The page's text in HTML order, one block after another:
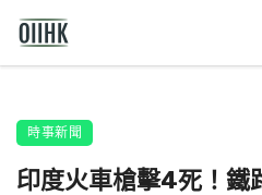
時事新聞
印度火車槍擊4死！鐵